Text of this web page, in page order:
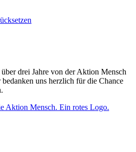
drei Jahre von der Aktion Mensch
uns herzlich für die Chance